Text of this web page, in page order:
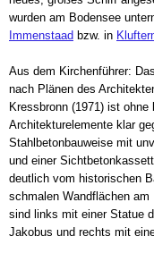
wurden am Bodensee
Immenstaad bzw. in
Aus dem Kirchenführer:
nach Plänen des
Kressbronn (1971) ist
Architekturelemente klar
Stahlbetonbauweise mit
und einer
deutlich vom historischen
schmalen Wandflächen
sind links mit einer Statue
Jakobus und rechts mit